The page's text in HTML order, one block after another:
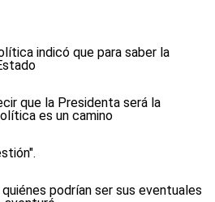
indicó que para saber la
que la Presidenta será la
es un camino
podrían ser sus eventuales